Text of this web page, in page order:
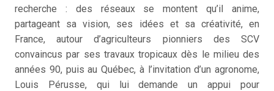
recherche : des réseaux se montent qu’il anime,
partageant sa vision, ses idées et sa créativité, en
France, autour d’agriculteurs pionniers des SCV
convaincus par ses travaux tropicaux dès le milieu des
années 90, puis au Québec, à l’invitation d’un agronome,
Louis Pérusse, qui lui demande un appui pour